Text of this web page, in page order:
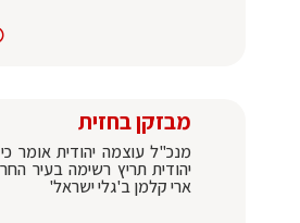
מבזקן בחזית
מנכ"ל עוצמה יהודית אומר
יהודית תריץ רשימה בעיר
ארי קלמן ב'גלי ישראל'